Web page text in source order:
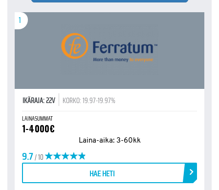
1
IKÄRAJA: 22V KORKO: 19.97-19.97%
LAINASUMMAT
1-4000€
Laina-aika: 3-60kk
9.7/ 10
HAE HETI